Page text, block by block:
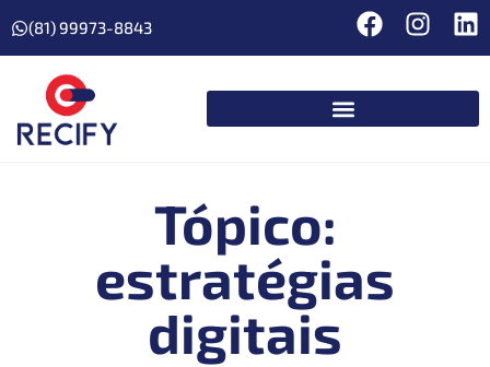
(81) 99973-8843
Tópico:
estratégias
digitais